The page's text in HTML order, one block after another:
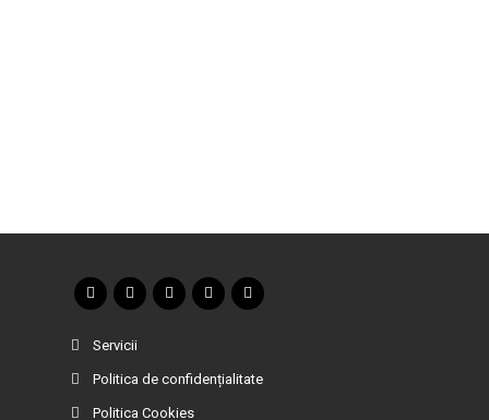
Servicii
Politica de confidențialitate
Politica Cookies